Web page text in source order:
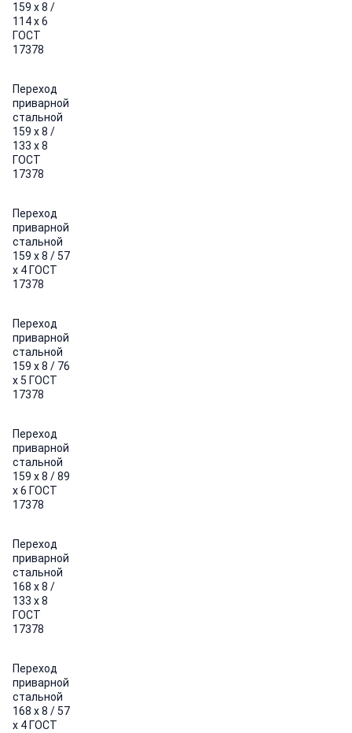
159 х 8 /
114 х 6
ГОСТ
17378
Переход
приварной
стальной
159 х 8 /
133 х 8
ГОСТ
17378
Переход
приварной
стальной
159 х 8 / 57
х 4 ГОСТ
17378
Переход
приварной
стальной
159 х 8 / 76
х 5 ГОСТ
17378
Переход
приварной
стальной
159 х 8 / 89
х 6 ГОСТ
17378
Переход
приварной
стальной
168 х 8 /
133 х 8
ГОСТ
17378
Переход
приварной
стальной
168 х 8 / 57
х 4 ГОСТ